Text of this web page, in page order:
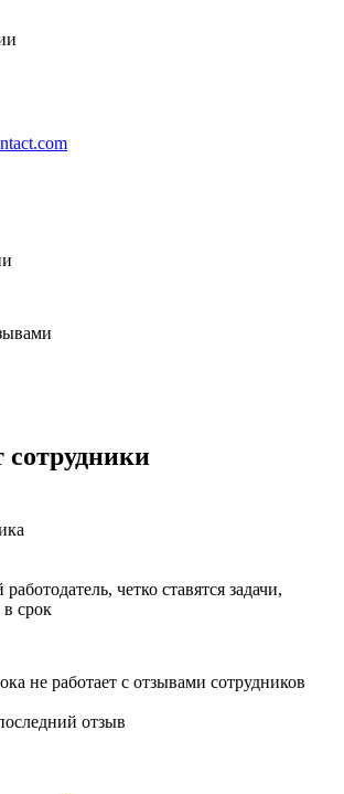
сотрудники
четко ставятся задачи,
в срок
не работает с отзывами сотрудников
отзыв